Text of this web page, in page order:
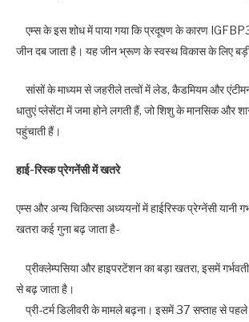
एम्स के इस शोध में पाया गया कि प्रदूषण के कारण
जीन दब जाता है। यह जीन भ्रूण के स्वस्थ विकास के लिए बड़ी
सांसों के माध्यम से जहरीले तत्वों में लेड, कैडमियम और
धातुएं प्लेसेंटा में जमा होने लगती हैं, जो शिशु के मानसिक और
पहुंचाती हैं।
हाई-रिस्क प्रेगनेंसी में खतरे
एम्स और अन्य चिकित्सा अध्ययनों में हाईरिस्क प्रेग्नेंसी यानी
खतरा कई गुना बढ़ जाता है-
प्रीक्लेम्पसिया और हाइपरटेंशन का बड़ा खतरा, इसमें गर्भवती
से बढ़ जाता है।
प्री-टर्म डिलीवरी के मामले बढ़ना। इसमें 37 सप्ताह से पहले